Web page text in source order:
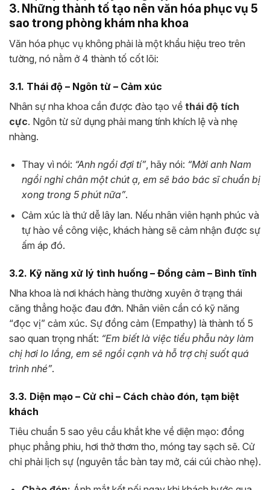
3. Những thành tố tạo nên văn hóa phục vụ 5
sao trong phòng khám nha khoa
Văn hóa phục vụ không phải là một khẩu hiệu treo trên
tường, nó nằm ở 4 thành tố cốt lõi:
3.1. Thái độ – Ngôn từ – Cảm xúc
Nhân sự nha khoa cần được đào tạo về thái độ tích
cực. Ngôn từ sử dụng phải mang tính khích lệ và nhẹ
nhàng.
Thay vì nói: “Anh ngồi đợi tí”, hãy nói: “Mời anh Nam
ngồi nghỉ chân một chút ạ, em sẽ báo bác sĩ chuẩn bị
xong trong 5 phút nữa”.
Cảm xúc là thứ dễ lây lan. Nếu nhân viên hạnh phúc và
tự hào về công việc, khách hàng sẽ cảm nhận được sự
ấm áp đó.
3.2. Kỹ năng xử lý tình huống – Đồng cảm – Bình tĩnh
Nha khoa là nơi khách hàng thường xuyên ở trạng thái
căng thẳng hoặc đau đớn. Nhân viên cần có kỹ năng
“đọc vị” cảm xúc. Sự đồng cảm (Empathy) là thành tố 5
sao quan trọng nhất: “Em biết là việc tiểu phẫu này làm
chị hơi lo lắng, em sẽ ngồi cạnh và hỗ trợ chị suốt quá
trình nhé”.
3.3. Diện mạo – Cử chỉ – Cách chào đón, tạm biệt
khách
Tiêu chuẩn 5 sao yêu cầu khắt khe về diện mạo: đồng
phục phẳng phiu, hơi thở thơm tho, móng tay sạch sẽ. Cử
chỉ phải lịch sự (nguyên tắc bàn tay mở, cái cúi chào nhẹ).